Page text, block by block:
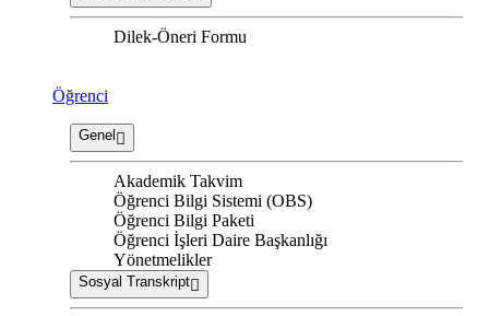
Dilek-Öneri Formu
Öğrenci
Genel
Akademik Takvim
Öğrenci Bilgi Sistemi (OBS)
Öğrenci Bilgi Paketi
Öğrenci İşleri Daire Başkanlığı
Yönetmelikler
Sosyal Transkript